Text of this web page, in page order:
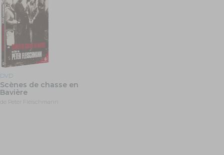
DVD
Scènes de chasse en
Bavière
de Peter Fleischmann